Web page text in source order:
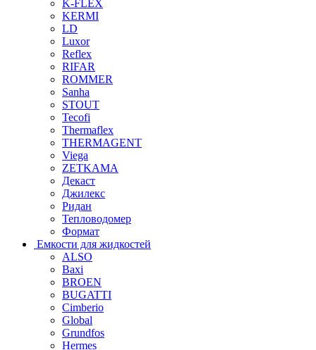
K-FLEX
KERMI
LD
Luxor
Reflex
RIFAR
ROMMER
Sanha
STOUT
Tecofi
Thermaflex
THERMAGENT
Viega
ZETKAMA
Декаст
Джилекс
Ридан
Тепловодомер
Формат
Емкости для жидкостей
ALSO
Baxi
BROEN
BUGATTI
Cimberio
Global
Grundfos
Hermes